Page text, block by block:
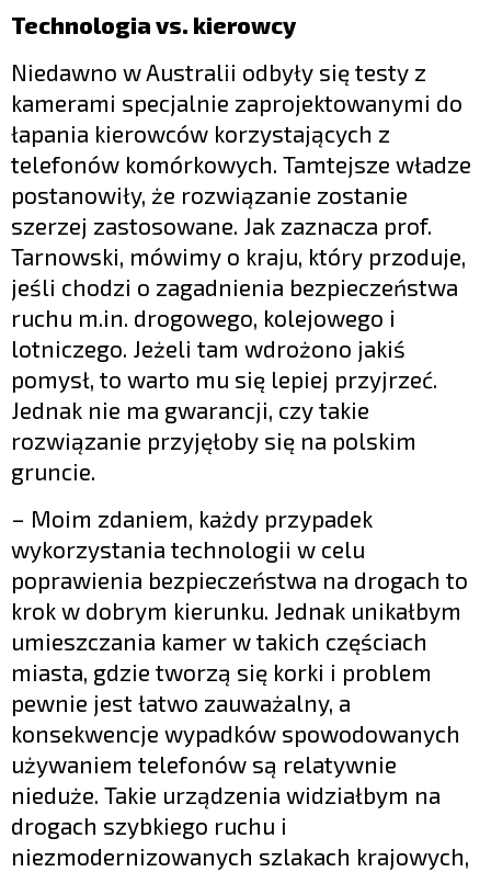
Technologia vs. kierowcy
Niedawno w Australii odbyły się testy z
kamerami specjalnie zaprojektowanymi do
łapania kierowców korzystających z
telefonów komórkowych. Tamtejsze władze
postanowiły, że rozwiązanie zostanie
szerzej zastosowane. Jak zaznacza prof.
Tarnowski, mówimy o kraju, który przoduje,
jeśli chodzi o zagadnienia bezpieczeństwa
ruchu m.in. drogowego, kolejowego i
lotniczego. Jeżeli tam wdrożono jakiś
pomysł, to warto mu się lepiej przyjrzeć.
Jednak nie ma gwarancji, czy takie
rozwiązanie przyjęłoby się na polskim
gruncie.
– Moim zdaniem, każdy przypadek
wykorzystania technologii w celu
poprawienia bezpieczeństwa na drogach to
krok w dobrym kierunku. Jednak unikałbym
umieszczania kamer w takich częściach
miasta, gdzie tworzą się korki i problem
pewnie jest łatwo zauważalny, a
konsekwencje wypadków spowodowanych
używaniem telefonów są relatywnie
nieduże. Takie urządzenia widziałbym na
drogach szybkiego ruchu i
niezmodernizowanych szlakach krajowych,